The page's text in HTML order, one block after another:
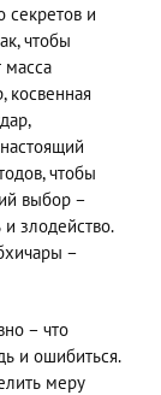
секретов и
чтобы
масса
косвенная
чтобы
выбор –
злодейство.
–
– что
и ошибиться.
меру